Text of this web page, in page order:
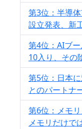
第3位：半導
設立発表、新
第4位：AIブ
10入り、その
第5位：日本
とのパートナ
第6位：メモ
メモリだけで